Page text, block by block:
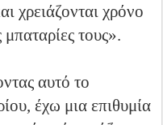
χρειάζονται χρόνο
τους».
αυτό το
έχω μια επιθυμία